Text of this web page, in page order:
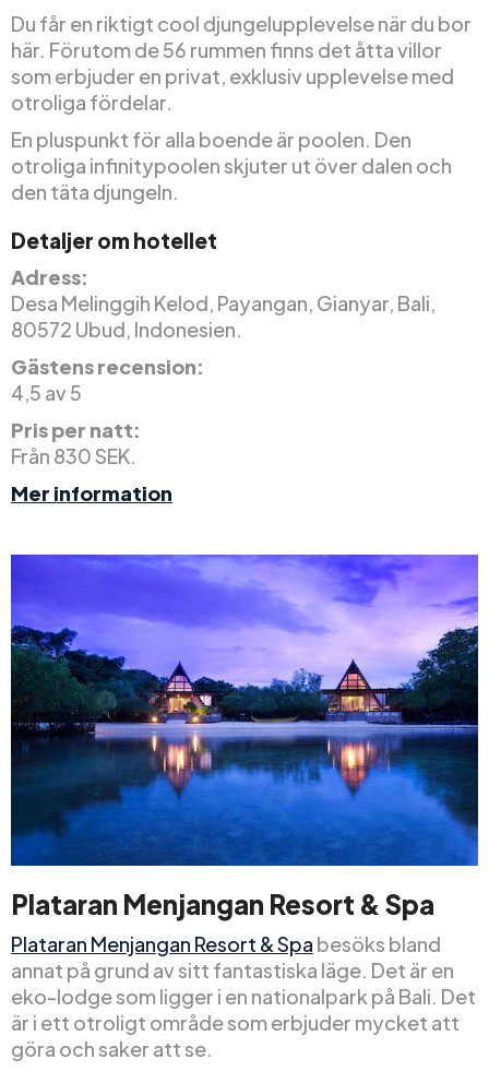
Du får en riktigt cool djungelupplevelse när du bor
här. Förutom de 56 rummen finns det åtta villor
som erbjuder en privat, exklusiv upplevelse med
otroliga fördelar.
En pluspunkt för alla boende är poolen. Den
otroliga infinitypoolen skjuter ut över dalen och
den täta djungeln.
Detaljer om hotellet
Adress:
Desa Melinggih Kelod, Payangan, Gianyar, Bali,
80572 Ubud, Indonesien.
Gästens recension:
4,5 av 5
Pris per natt:
Från 830 SEK.
Mer information
Plataran Menjangan Resort & Spa
Plataran Menjangan Resort & Spa besöks bland
annat på grund av sitt fantastiska läge. Det är en
eko-lodge som ligger i en nationalpark på Bali. Det
är i ett otroligt område som erbjuder mycket att
göra och saker att se.